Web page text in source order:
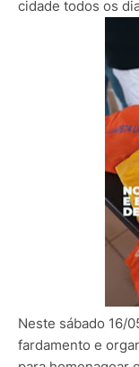
cidade todos os
Neste sábado 16/
fardamento e